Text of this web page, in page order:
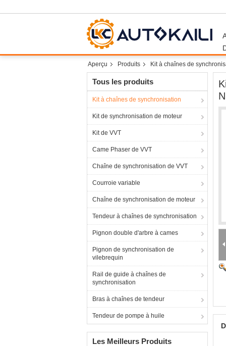
Aperçu Produits Kit à chaînes de
Tous les produits
Kit à chaînes de synchronisation
Kit de synchronisation de moteur
Kit de VVT
Came Phaser de VVT
Chaîne de synchronisation de VVT
Courroie variable
Chaîne de synchronisation de moteur
Tendeur à chaînes de synchronisation
Pignon double d'arbre à cames
Pignon de synchronisation de
vilebrequin
Rail de guide à chaînes de
synchronisation
Bras à chaînes de tendeur
Tendeur de pompe à huile
Les Meilleurs Produits